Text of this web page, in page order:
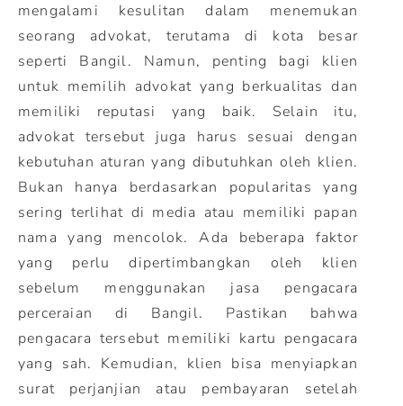
mengalami kesulitan dalam menemukan
seorang advokat, terutama di kota besar
seperti Bangil. Namun, penting bagi klien
untuk memilih advokat yang berkualitas dan
memiliki reputasi yang baik. Selain itu,
advokat tersebut juga harus sesuai dengan
kebutuhan aturan yang dibutuhkan oleh klien.
Bukan hanya berdasarkan popularitas yang
sering terlihat di media atau memiliki papan
nama yang mencolok. Ada beberapa faktor
yang perlu dipertimbangkan oleh klien
sebelum menggunakan jasa pengacara
perceraian di Bangil. Pastikan bahwa
pengacara tersebut memiliki kartu pengacara
yang sah. Kemudian, klien bisa menyiapkan
surat perjanjian atau pembayaran setelah